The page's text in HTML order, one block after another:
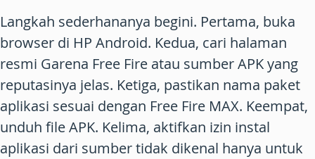
Langkah sederhananya begini. Pertama, buka
browser di HP Android. Kedua, cari halaman
resmi Garena Free Fire atau sumber APK yang
reputasinya jelas. Ketiga, pastikan nama paket
aplikasi sesuai dengan Free Fire MAX. Keempat,
unduh file APK. Kelima, aktifkan izin instal
aplikasi dari sumber tidak dikenal hanya untuk